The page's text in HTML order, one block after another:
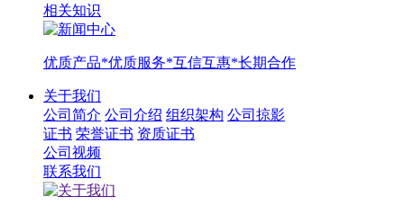
相关知识
优质产品*优质服务*互信互惠*长期合作
关于我们
公司简介 公司介绍 组织架构 公司掠影
证书 荣誉证书 资质证书
公司视频
联系我们